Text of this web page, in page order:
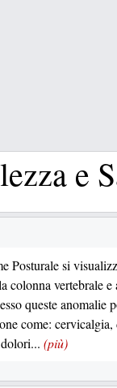
e
Posturale si
colonna vertebrale
queste anomalie
come:
(più)